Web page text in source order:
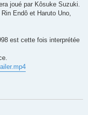
joué par Kôsuke Suzuki.
Endô et Haruto Uno,
est cette fois interprétée